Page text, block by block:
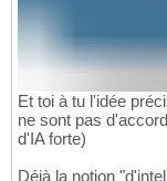
Et toi à tu l'idée
ne sont pas
d'IA forte)
Déjà la notion